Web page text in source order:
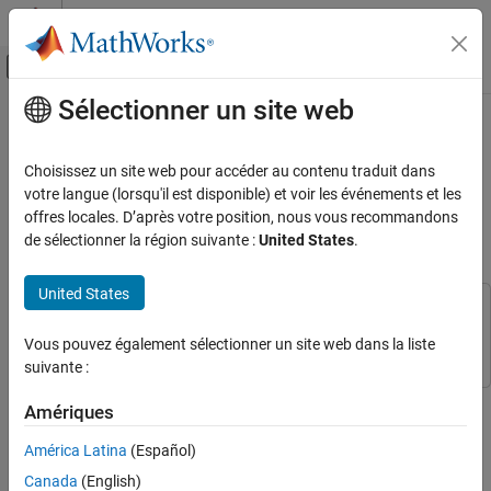
Passer au contenu
Activer/désactiver l'affichage du menu
Accueil de la documentation
ThingSpeak
Analyse spécialisée avec MATLAB
Prédire avec des données
Créer et former un réseau de neurones
Feedforward
SUR CETTE PAGE
Lire les données de la station météo
Attribuer des variables d'entrée et des
valeurs cibles
Créer et former le réseau Feedforward à deux
couches
Contenu principal
Cette page a été traduite par traduction automatique. Cliquez ici
Créer et former un réseau de
neurones Feedforward
Cet exemple utilise :
Deep Learning Toolbox
Deep Learning Toolbox
anticipation pour prédire la température.
Sélectionner un site web
Choisissez un site web pour accéder au contenu traduit dans
votre langue (lorsqu'il est disponible) et voir les événements et les
offres locales. D’après votre position, nous vous recommandons
de sélectionner la région suivante :United States.
United States
Vous pouvez également sélectionner un site web dans la liste
suivante :
Amériques
América Latina (Español)
Canada (English)